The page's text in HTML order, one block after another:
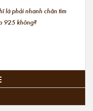
là phải nhanh chân tìm
925 không?